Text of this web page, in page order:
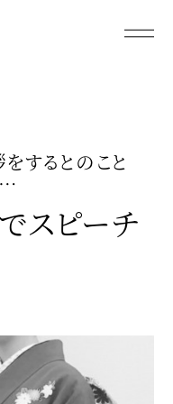
メニュー
するとのこと
…
スピーチ